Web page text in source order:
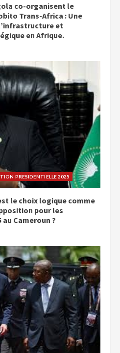
co-organisent le
Trans-Africa : Une
et
en Afrique.
PRESIDENTIELLE 2025
le choix logique comme
pour les
Cameroun ?